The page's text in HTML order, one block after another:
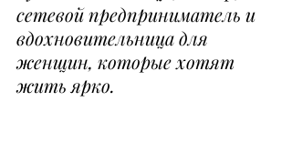
сетевой предприниматель и
вдохновительница для
женщин, которые хотят
жить ярко.